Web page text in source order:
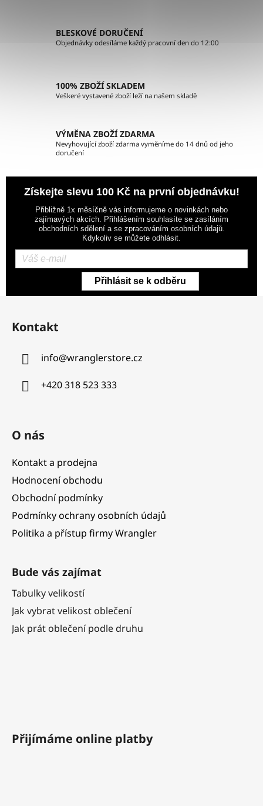
í
p
k
y
p
i
u
BLESKOVÉ DORUČENÍ
Objednávky odesíláme každý pracovní den do 12:00
100% ZBOŽÍ SKLADEM
Veškeré vystavené zboží leží na našem skladě
VÝMĚNA ZBOŽÍ ZDARMA
Nevyhovující zboží zdarma vyměníme do 14 dnů od jeho
doručení
Získejte slevu 100 Kč na první objednávku!
Přibližně 1x měsíčně vás informujeme o novinkách nebo
zajímavých akcích. Přihlášením souhlasíte se zasíláním
obchodních sdělení a se zpracováním osobních údajů.
Kdykoliv se můžete odhlásit.
Přihlásit se k odběru
Z
Kontakt
info@wranglerstore.cz
+420 318 523 333
O nás
Kontakt a prodejna
Hodnocení obchodu
Obchodní podmínky
Podmínky ochrany osobních údajů
Politika a přístup firmy Wrangler
Bude vás zajímat
Tabulky velikostí
Jak vybrat velikost oblečení
Jak prát oblečení podle druhu
Přijímáme online platby